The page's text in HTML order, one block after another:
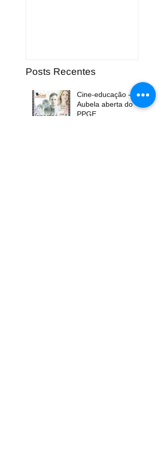
Posts Recentes
Cine-educação -
Aubela aberta do
PPGE